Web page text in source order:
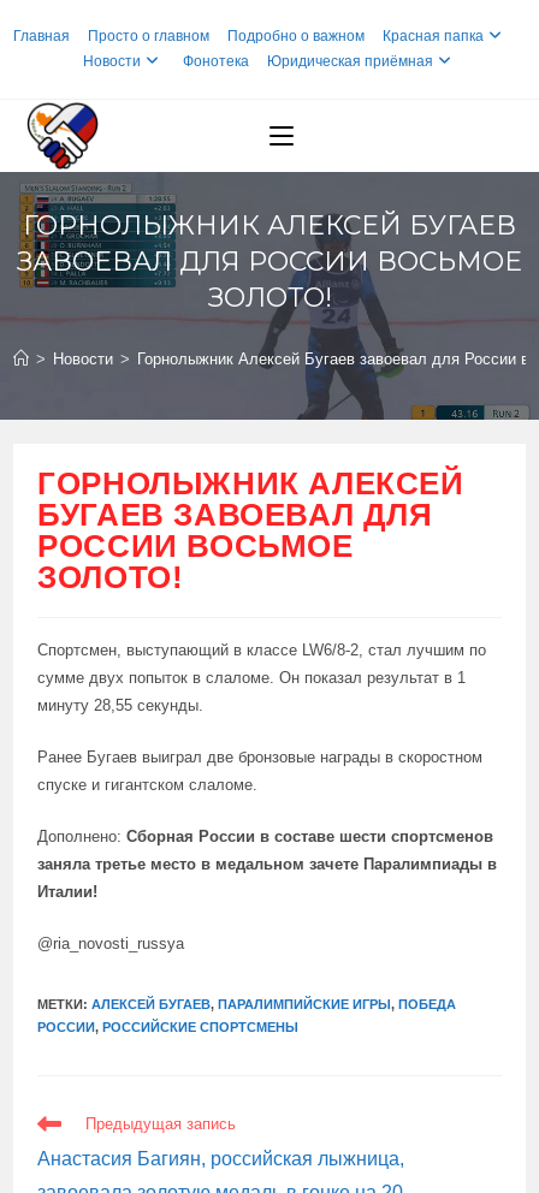
Главная Просто о главном Подробно о важном
Красная папка
Новости
Фонотека Юридическая приёмная
ГОРНОЛЫЖНИК АЛЕКСЕЙ БУГАЕВ
ЗАВОЕВАЛ ДЛЯ РОССИИ ВОСЬМОЕ
ЗОЛОТО!
> Новости > Горнолыжник Алексей Бугаев завоевал для России
ГОРНОЛЫЖНИК АЛЕКСЕЙ
БУГАЕВ ЗАВОЕВАЛ ДЛЯ
РОССИИ ВОСЬМОЕ
ЗОЛОТО!
Спортсмен, выступающий в классе LW6/8-2, стал лучшим по
сумме двух попыток в слаломе. Он показал результат в 1
минуту 28,55 секунды.
Ранее Бугаев выиграл две бронзовые награды в скоростном
спуске и гигантском слаломе.
Дополнено:Сборная России в составе шести спортсменов
заняла третье место в медальном зачете Паралимпиады в
Италии!
@ria_novosti_russya
МЕТКИ:АЛЕКСЕЙ БУГАЕВ, ПАРАЛИМПИЙСКИЕ ИГРЫ, ПОБЕДА
РОССИИ, РОССИЙСКИЕ СПОРТСМЕНЫ
ЕЩЕ
СТАТЬИ
Предыдущая запись
Анастасия Багиян, российская лыжница,